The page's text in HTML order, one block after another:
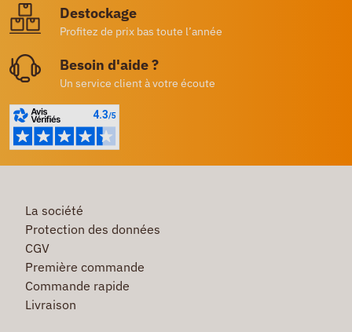
Destockage
Profitez de prix bas toute l’année
Besoin d'aide ?
Un service client à votre écoute
La société
Protection des données
CGV
Première commande
Commande rapide
Livraison